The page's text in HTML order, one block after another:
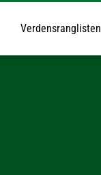
Verdensranglisten